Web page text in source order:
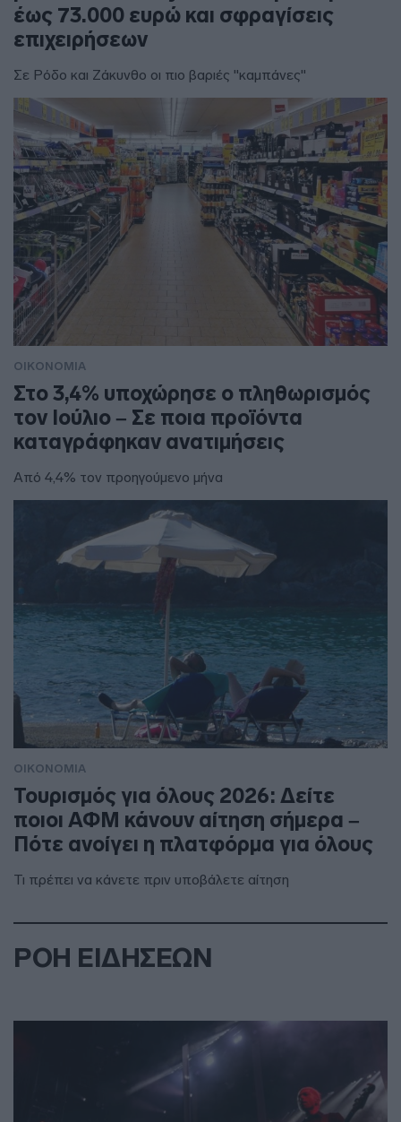
έως 73.000 ευρώ και σφραγίσεις
επιχειρήσεων
Σε Ρόδο και Ζάκυνθο οι πιο βαριές "καμπάνες"
ΟΙΚΟΝΟΜΙΑ
Στο 3,4% υποχώρησε ο πληθωρισμός
τον Ιούλιο – Σε ποια προϊόντα
καταγράφηκαν ανατιμήσεις
Από 4,4% τον προηγούμενο μήνα
ΟΙΚΟΝΟΜΙΑ
Τουρισμός για όλους 2026: Δείτε
ποιοι ΑΦΜ κάνουν αίτηση σήμερα –
Πότε ανοίγει η πλατφόρμα για όλους
Τι πρέπει να κάνετε πριν υποβάλετε αίτηση
ΡΟΗ ΕΙΔΗΣΕΩΝ